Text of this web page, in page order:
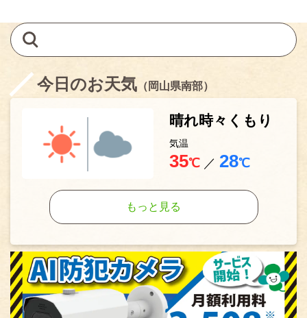
今日のお天気 （岡山県南部）
晴れ時々くもり
気温
35℃ ／ 28℃
もっと見る